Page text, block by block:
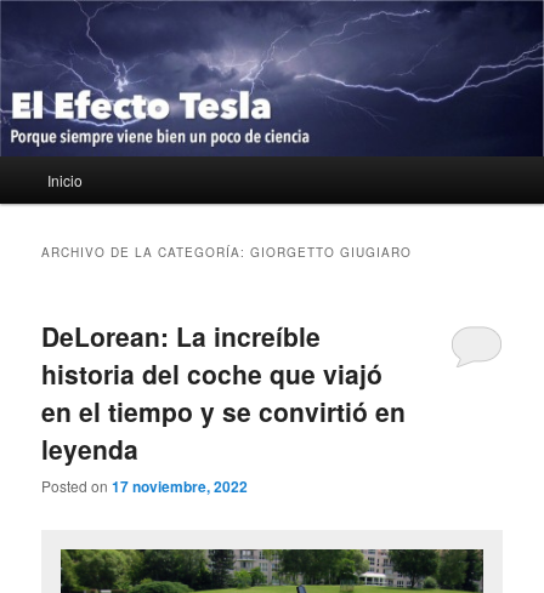
contenido
principal
contenido
secundario
El Efecto Tesla
Porque siempre viene bien un poco de ciencia
principal
Inicio
ARCHIVO DE LA CATEGORÍA:GIORGETTO GIUGIARO
DeLorean: La increíble
historia del coche que viajó
en el tiempo y se convirtió en
leyenda
Posted on17 noviembre, 2022